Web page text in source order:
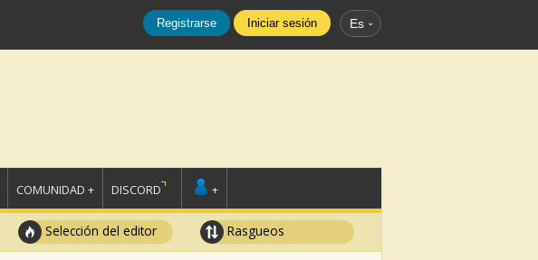
Registrarse Iniciar sesión Es
COMUNIDAD + DISCORD +
Selección del editor Rasgueos